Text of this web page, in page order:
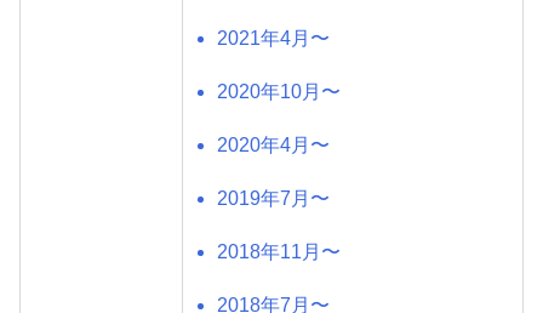
2021年4月〜
2020年10月〜
2020年4月〜
2019年7月〜
2018年11月〜
2018年7月〜